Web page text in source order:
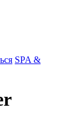
SPA &